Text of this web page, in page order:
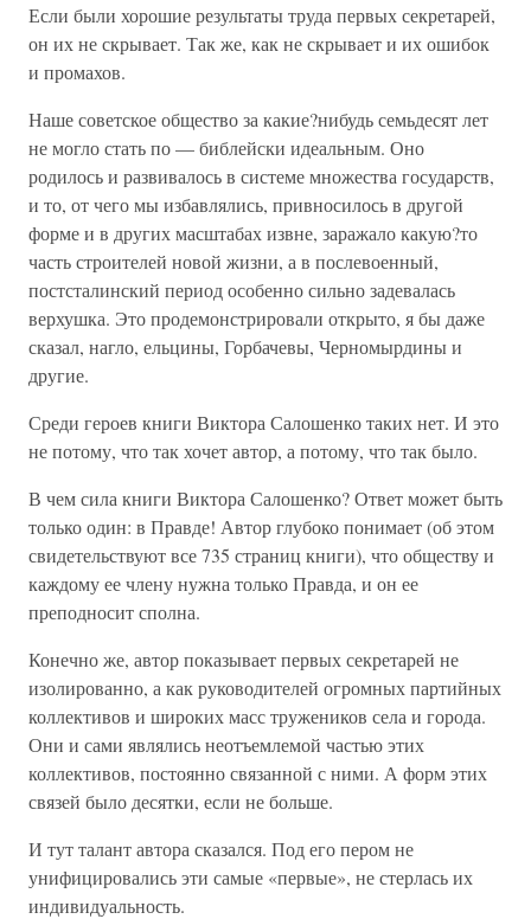
Если были хорошие результаты труда первых секретарей,
он их не скрывает. Так же, как не скрывает и их ошибок
и промахов.
Наше советское общество за какие?нибудь семьдесят лет
не могло стать по — библейски идеальным. Оно
родилось и развивалось в системе множества государств,
и то, от чего мы избавлялись, привносилось в другой
форме и в других масштабах извне, заражало какую?то
часть строителей новой жизни, а в послевоенный,
постсталинский период особенно сильно задевалась
верхушка. Это продемонстрировали открыто, я бы даже
сказал, нагло, ельцины, Горбачевы, Черномырдины и
другие.
Среди героев книги Виктора Салошенко таких нет. И это
не потому, что так хочет автор, а потому, что так было.
В чем сила книги Виктора Салошенко? Ответ может быть
только один: в Правде! Автор глубоко понимает (об этом
свидетельствуют все 735 страниц книги), что обществу и
каждому ее члену нужна только Правда, и он ее
преподносит сполна.
Конечно же, автор показывает первых секретарей не
изолированно, а как руководителей огромных партийных
коллективов и широких масс тружеников села и города.
Они и сами являлись неотъемлемой частью этих
коллективов, постоянно связанной с ними. А форм этих
связей было десятки, если не больше.
И тут талант автора сказался. Под его пером не
унифицировались эти самые «первые», не стерлась их
индивидуальность.